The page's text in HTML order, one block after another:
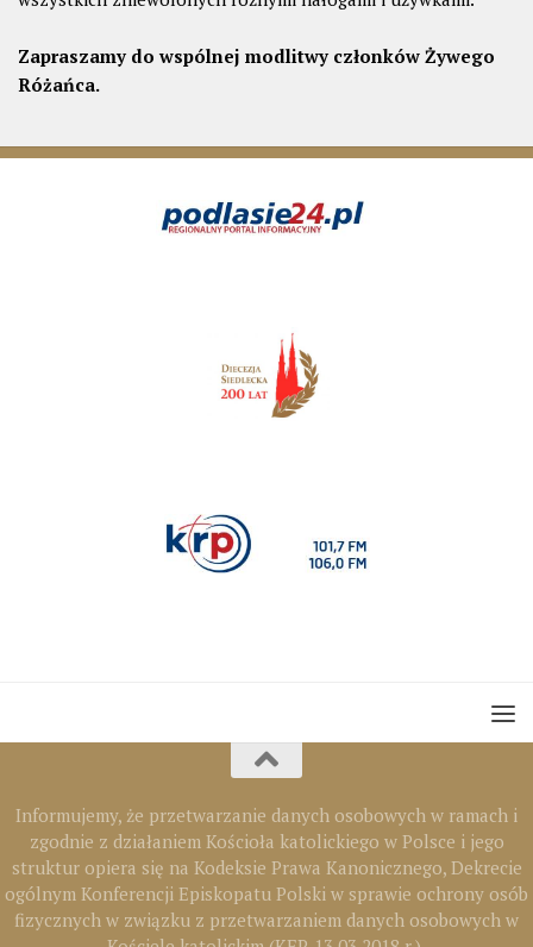
Zapraszamy do wspólnej modlitwy członków Żywego
Różańca.
Informujemy, że przetwarzanie danych osobowych w ramach i
zgodnie z działaniem Kościoła katolickiego w Polsce i jego
struktur opiera się na Kodeksie Prawa Kanonicznego, Dekrecie
ogólnym Konferencji Episkopatu Polski w sprawie ochrony osób
fizycznych w związku z przetwarzaniem danych osobowych w